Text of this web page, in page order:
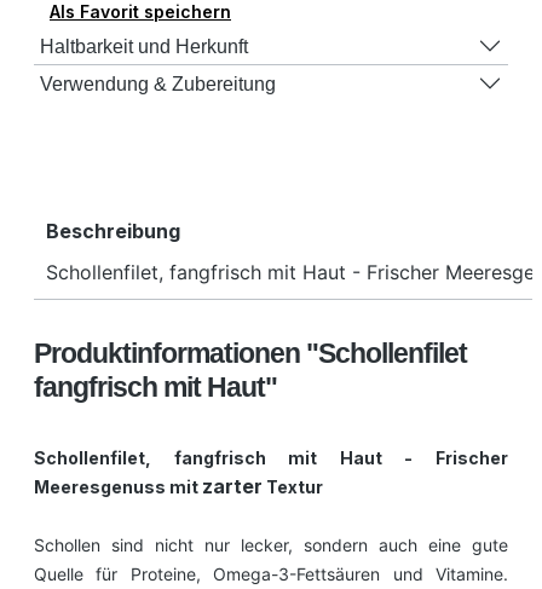
Als Favorit speichern
Haltbarkeit und Herkunft
Verwendung & Zubereitung
Beschreibung
Schollenfilet, fangfrisch mit Haut - Frischer
Produktinformationen "Schollenfilet
fangfrisch mit Haut"
Schollenfilet, fangfrisch mit Haut - Frischer
Meeresgenuss mit zarter Textur
Schollen sind nicht nur lecker, sondern auch eine gute
Quelle für Proteine, Omega-3-Fettsäuren und Vitamine.